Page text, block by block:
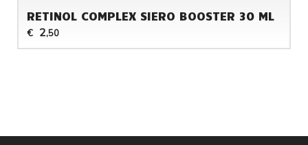
RETINOL COMPLEX SIERO BOOSTER 30 ML
€ 2,50